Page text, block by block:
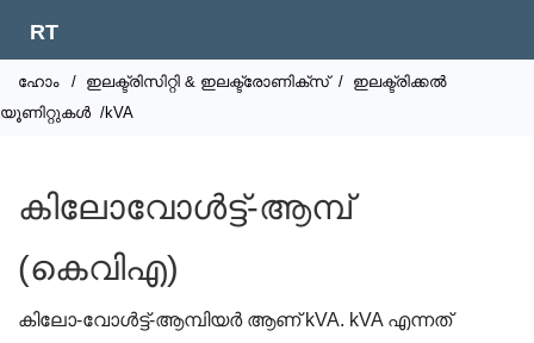
RT
ഹോം / ഇലക്ട്രിസിറ്റി & ഇലക്ട്രോണിക്സ് / ഇലക്ട്രിക്കൽ
യൂണിറ്റുകൾ /kVA
കിലോവോൾട്ട്-ആമ്പ്
(കെവി‌എ)
കിലോ-വോൾട്ട്-ആമ്പിയർ ആണ് kVA. kVA എന്നത്